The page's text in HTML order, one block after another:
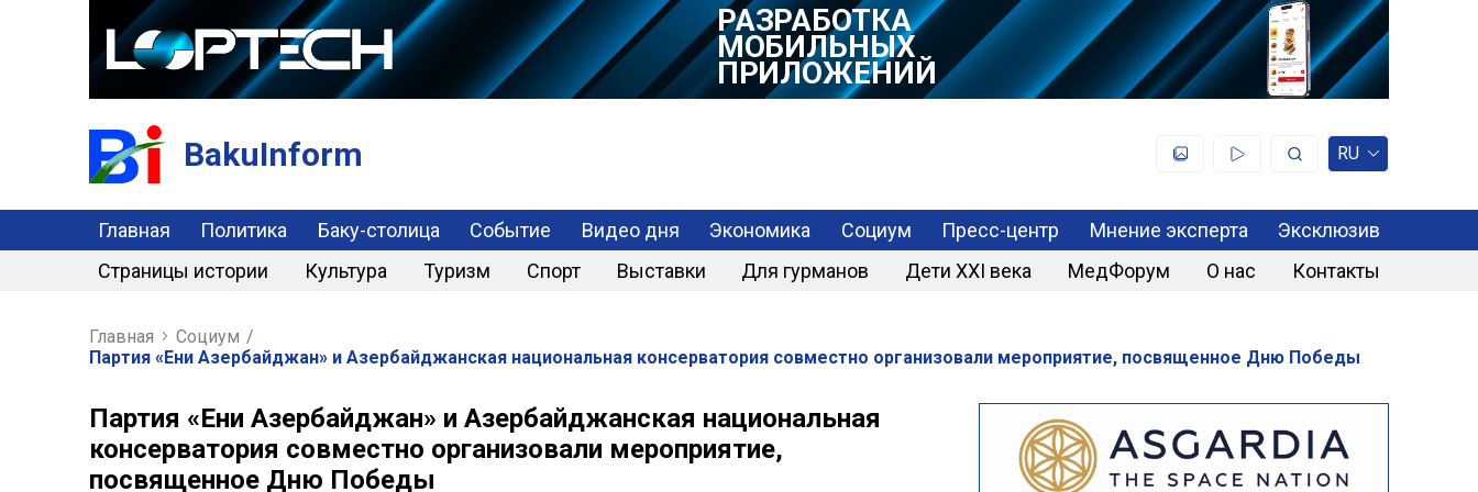
РАЗРАБОТКА
МОБИЛЬНЫХ
ПРИЛОЖЕНИЙ
BakuInform RU
Главная Политика Баку-столица Событие Видео дня Экономика Социум Пресс-центр Мнение эксперта
Эксклюзив
Страницы истории
Культура Туризм Спорт Выставки Для гурманов Дети XXI века МедФорум О нас Контакты
Главная Социум /
Партия «Ени Азербайджан» и Азербайджанская национальная консерватория совместно организовали мероприятие, посвященное Дню Победы
Партия «Ени Азербайджан» и Азербайджанская национальная
консерватория совместно организовали мероприятие,
посвященное Дню Победы